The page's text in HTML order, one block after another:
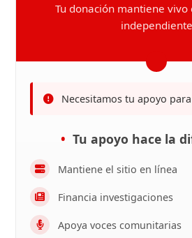
Tu donación mantiene
independiente
Necesitamos tu apoyo
Tu apoyo hace la
Mantiene el sitio en línea
Financia investigaciones
Apoya voces comunitarias